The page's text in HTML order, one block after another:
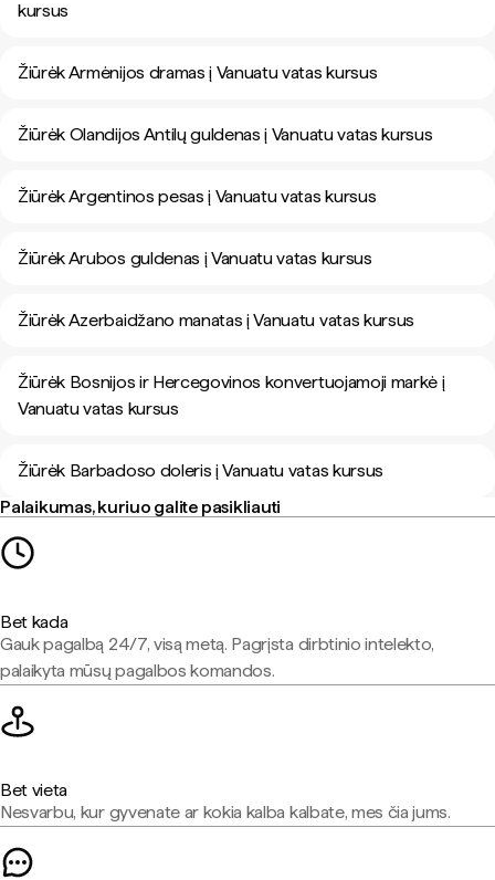
kursus
Žiūrėk Armėnijos dramas į Vanuatu vatas kursus
Žiūrėk Olandijos Antilų guldenas į Vanuatu vatas kursus
Žiūrėk Argentinos pesas į Vanuatu vatas kursus
Žiūrėk Arubos guldenas į Vanuatu vatas kursus
Žiūrėk Azerbaidžano manatas į Vanuatu vatas kursus
Žiūrėk Bosnijos ir Hercegovinos konvertuojamoji markė į
Vanuatu vatas kursus
Žiūrėk Barbadoso doleris į Vanuatu vatas kursus
Palaikumas, kuriuo galite pasikliauti
Bet kada
Gauk pagalbą 24/7, visą metą. Pagrįsta dirbtinio intelekto,
palaikyta mūsų pagalbos komandos.
Bet vieta
Nesvarbu, kur gyvenate ar kokia kalba kalbate, mes čia jums.